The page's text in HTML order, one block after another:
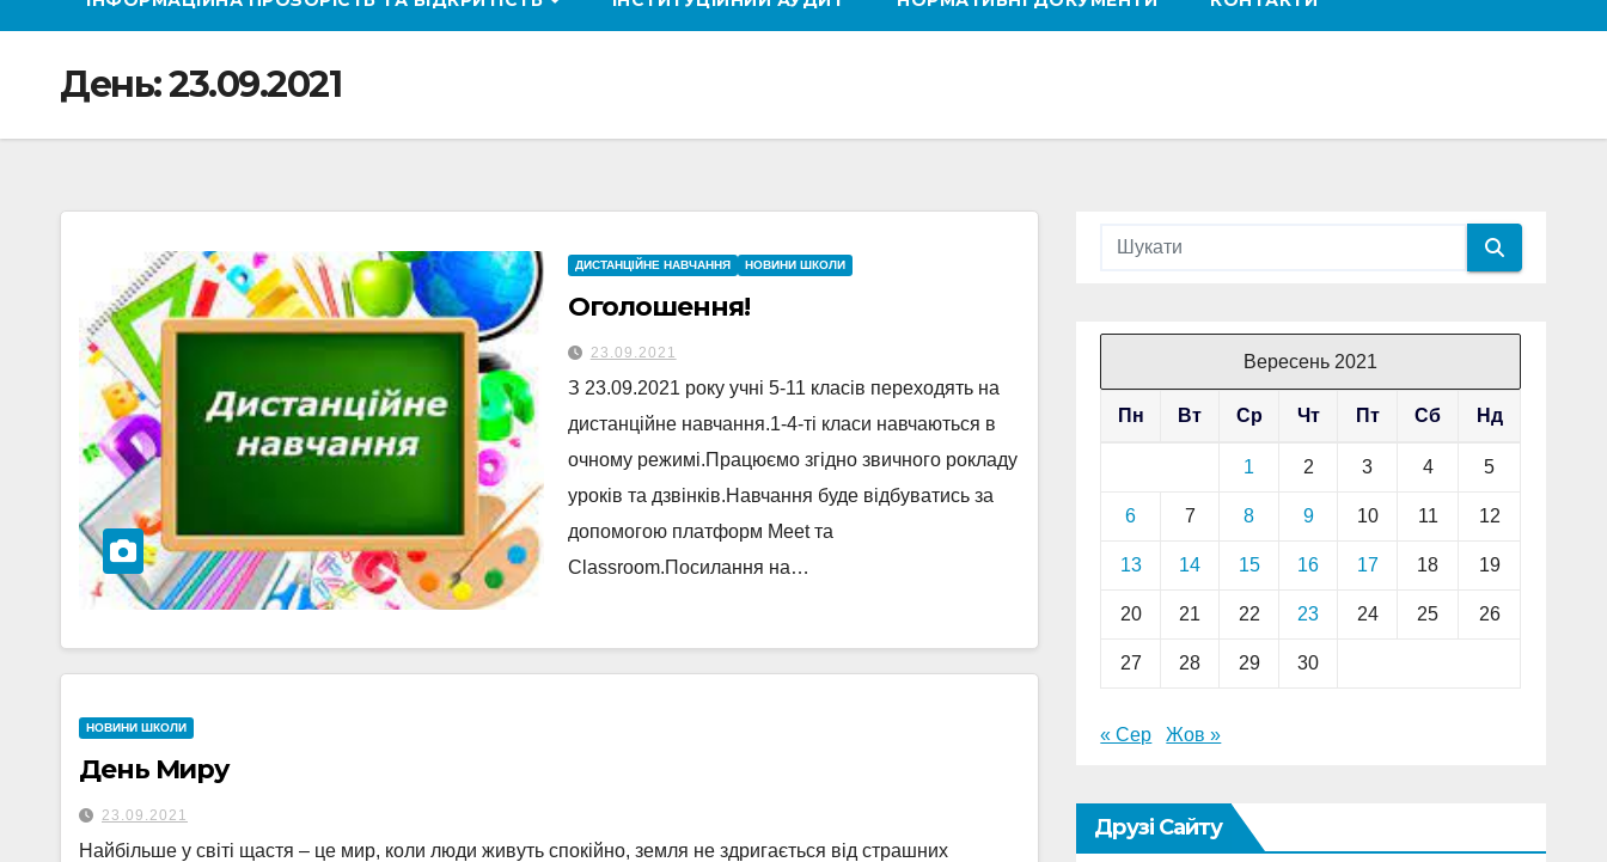
День:23.09.2021
ДИСТАНЦІЙНЕ НАВЧАННЯ НОВИНИ ШКОЛИ
Оголошення!
23.09.2021
З 23.09.2021 року учні 5-11 класів переходять на
дистанційне навчання.1-4-ті класи навчаються в
очному режимі.Працюємо згідно звичного рокладу
уроків та дзвінків.Навчання буде відбуватись за
допомогою платформ Meet та
Сlassroom.Посилання на…
НОВИНИ ШКОЛИ
День Миру
23.09.2021
Найбільше у світі щастя – це мир, коли люди живуть спокійно, земля не здригається від страшних
Вересень 2021
Пн Вт Ср Чт Пт Сб Нд
1 2 3 4 5
6 7 8 9 10 11 12
13 14 15 16 17 18 19
20 21 22 23 24 25 26
27 28 29 30
« Сер Жов »
Друзі Сайту